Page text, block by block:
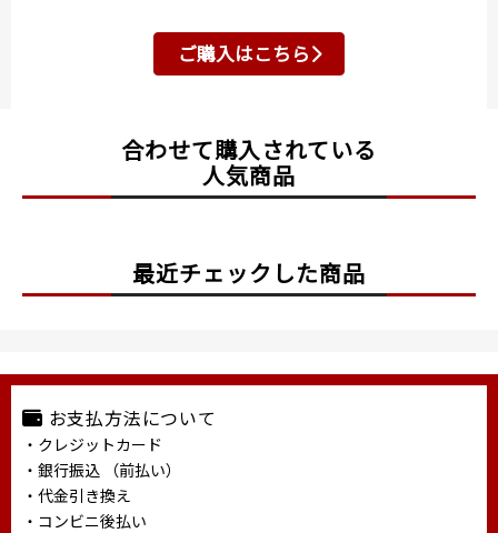
ご購入はこちら
合わせて購入されている
人気商品
最近チェックした商品
お支払方法について
・クレジットカード
・銀行振込 （前払い）
・代金引き換え
・コンビニ後払い